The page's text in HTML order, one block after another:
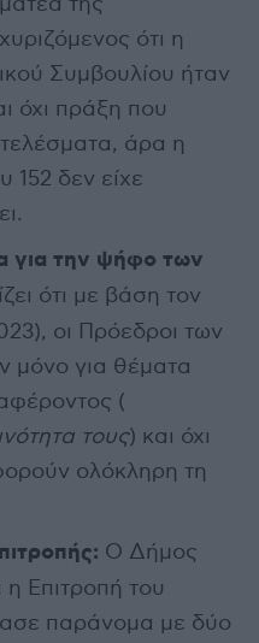
ότι η
Συμβουλίου ήταν
όχι πράξη που
άρα η
152 δεν είχε
για την ψήφο των
ότι με βάση τον
οι Πρόεδροι των
μόνο για θέματα
(
τους) και όχι
ολόκληρη τη
Ο Δήμος
η Επιτροπή του
παράνομα με δύο